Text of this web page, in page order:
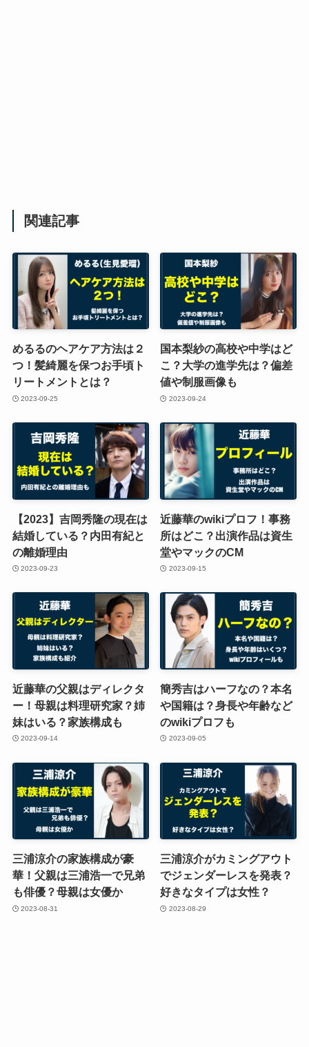
関連記事
めるるのヘアケア方法は２
つ！髪綺麗を保つお手頃ト
リートメントとは？
2023-09-25
国本梨紗の高校や中学はど
こ？大学の進学先は？偏差
値や制服画像も
2023-09-24
【2023】吉岡秀隆の現在は
結婚している？内田有紀と
の離婚理由
2023-09-23
近藤華のwikiプロフ！事務
所はどこ？出演作品は資生
堂やマックのCM
2023-09-15
近藤華の父親はディレクタ
ー！母親は料理研究家？姉
妹はいる？家族構成も
2023-09-14
簡秀吉はハーフなの？本名
や国籍は？身長や年齢など
のwikiプロフも
2023-09-05
三浦涼介の家族構成が豪
華！父親は三浦浩一で兄弟
も俳優？母親は女優か
2023-08-31
三浦涼介がカミングアウト
でジェンダーレスを発表？
好きなタイプは女性？
2023-08-29